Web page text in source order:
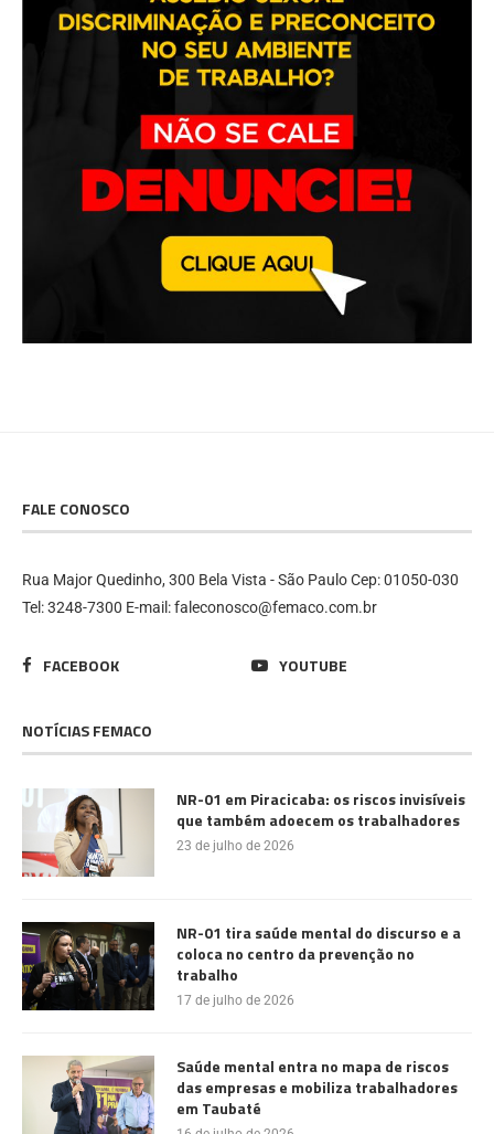
FALE CONOSCO
Rua Major Quedinho, 300 Bela Vista - São Paulo Cep: 01050-030
Tel: 3248-7300 E-mail: faleconosco@femaco.com.br
FACEBOOK YOUTUBE
NOTÍCIAS FEMACO
NR-01 em Piracicaba: os riscos invisíveis
que também adoecem os trabalhadores
23 de julho de 2026
NR-01 tira saúde mental do discurso e a
coloca no centro da prevenção no
trabalho
17 de julho de 2026
Saúde mental entra no mapa de riscos
das empresas e mobiliza trabalhadores
em Taubaté